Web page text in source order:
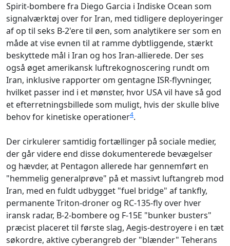
Spirit‑bombere fra Diego Garcia i Indiske Ocean som
signalværktøj over for Iran, med tidligere deployeringer
af op til seks B‑2'ere til øen, som analytikere ser som en
måde at vise evnen til at ramme dybtliggende, stærkt
beskyttede mål i Iran og hos Iran‑allierede. Der ses
også øget amerikansk luftrekognoscering rundt om
Iran, inklusive rapporter om gentagne ISR‑flyvninger,
hvilket passer ind i et mønster, hvor USA vil have så god
et efterretningsbillede som muligt, hvis der skulle blive
behov for kinetiske operationer4.
Der cirkulerer samtidig fortællinger på sociale medier,
der går videre end disse dokumenterede bevægelser
og hævder, at Pentagon allerede har gennemført en
"hemmelig generalprøve" på et massivt luftangreb mod
Iran, med en fuldt udbygget "fuel bridge" af tankfly,
permanente Triton‑droner og RC‑135‑fly over hver
iransk radar, B‑2‑bombere og F‑15E "bunker busters"
præcist placeret til første slag, Aegis‑destroyere i en tæt
søkordre, aktive cyberangreb der "blænder" Teherans